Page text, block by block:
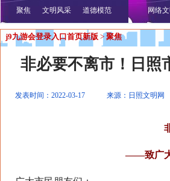
明播报
公益视频
聚焦 文明风采 道德模范
网络
j9九游会登录入口首页新版 > 聚焦
非必要不离市！日照
发表时间：2022-03-17 来源：日照文明网
——致广